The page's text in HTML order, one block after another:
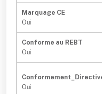
Marquage CE
Oui
Conforme au REBT
Oui
Oui